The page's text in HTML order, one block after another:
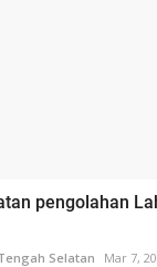
pengolahan
Selatan Mar 7,